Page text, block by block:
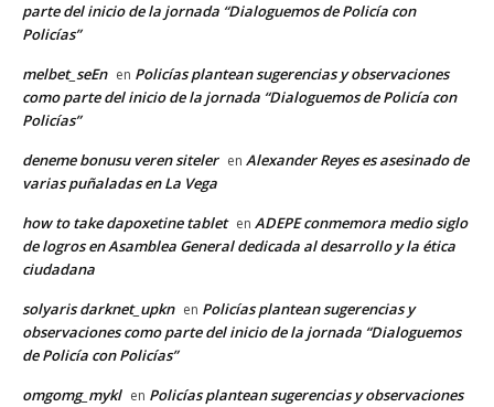
parte del inicio de la jornada “Dialoguemos de Policía con
Policías”
melbet_seEn en Policías plantean sugerencias y observaciones
como parte del inicio de la jornada “Dialoguemos de Policía con
Policías”
deneme bonusu veren siteler en Alexander Reyes es asesinado de
varias puñaladas en La Vega
how to take dapoxetine tablet en ADEPE conmemora medio siglo
de logros en Asamblea General dedicada al desarrollo y la ética
ciudadana
solyaris darknet_upkn en Policías plantean sugerencias y
observaciones como parte del inicio de la jornada “Dialoguemos
de Policía con Policías”
omgomg_mykl en Policías plantean sugerencias y observaciones